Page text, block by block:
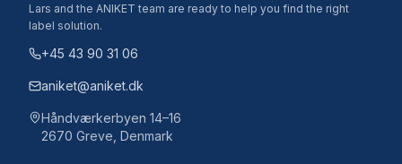
Lars and the ANIKET team are ready to help you find the right
label solution.
+45 43 90 31 06
aniket@aniket.dk
Håndværkerbyen 14–16
2670 Greve, Denmark